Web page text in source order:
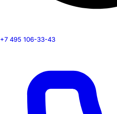
+7 495 106-33-43